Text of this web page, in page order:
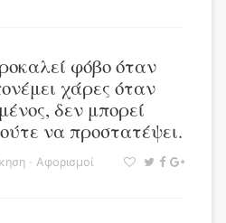
φόβο όταν
χάρες όταν
δεν μπορεί
να προστατέψει.
· Αφορισμοί